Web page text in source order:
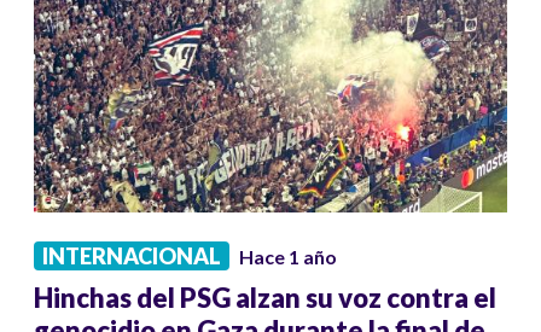
INTERNACIONAL Hace 1 año
Hinchas del PSG alzan su voz contra el